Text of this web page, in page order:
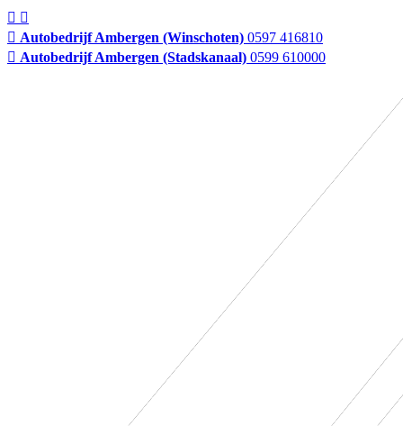
Autobedrijf Ambergen (Winschoten) 0597 416810
Autobedrijf Ambergen (Stadskanaal) 0599 610000